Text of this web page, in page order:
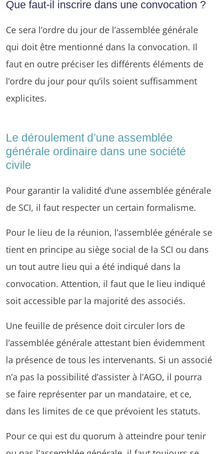
Que faut-il inscrire dans une convocation ?
Ce sera l’ordre du jour de l’assemblée générale
qui doit être mentionné dans la convocation. Il
faut en outre préciser les différents éléments de
l’ordre du jour pour qu’ils soient suffisamment
explicites.
Le déroulement d’une assemblée
générale ordinaire dans une société
civile
Pour garantir la validité d’une assemblée générale
de SCI, il faut respecter un certain formalisme.
Pour le lieu de la réunion, l’assemblée générale se
tient en principe au siège social de la SCI ou dans
un tout autre lieu qui a été indiqué dans la
convocation. Attention, il faut que le lieu indiqué
soit accessible par la majorité des associés.
Une feuille de présence doit circuler lors de
l’assemblée générale attestant bien évidemment
la présence de tous les intervenants. Si un associé
n’a pas la possibilité d’assister à l’AGO, il pourra
se faire représenter par un mandataire, et ce,
dans les limites de ce que prévoient les statuts.
Pour ce qui est du quorum à atteindre pour tenir